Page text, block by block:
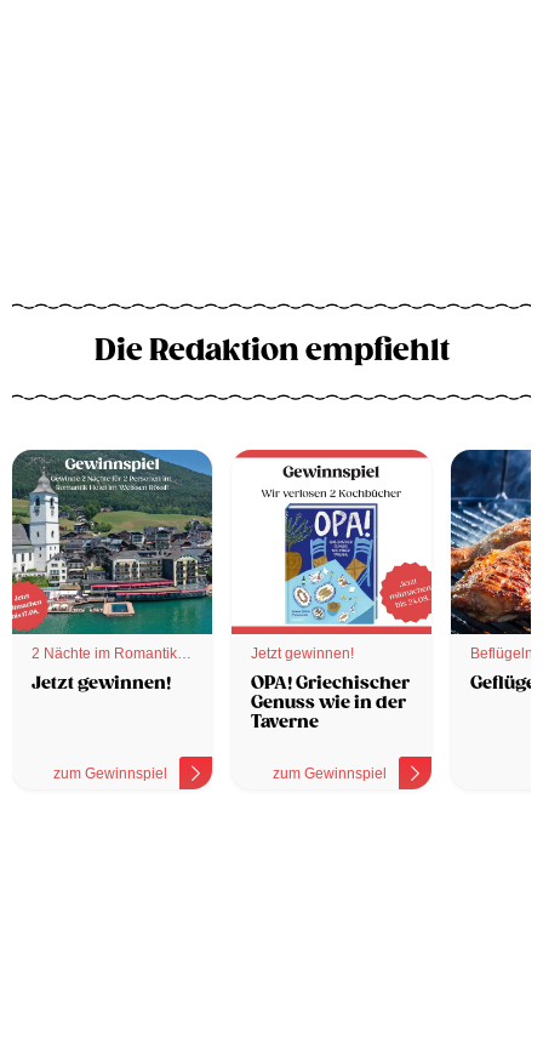
Die Redaktion empfiehlt
2 Nächte im Romantik
Hotel
Jetzt gewinnen!
zum Gewinnspiel
Jetzt gewinnen!
OPA! Griechischer
Genuss wie in der
Taverne
zum Gewinnspiel